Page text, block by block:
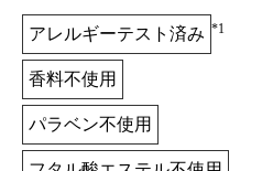
アレルギーテスト済み *1
香料不使用
パラベン不使用